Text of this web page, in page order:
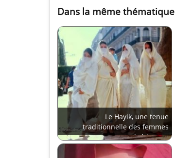
Dans la même thématique
Le Hayik, une tenue
traditionnelle des femmes
algériennes